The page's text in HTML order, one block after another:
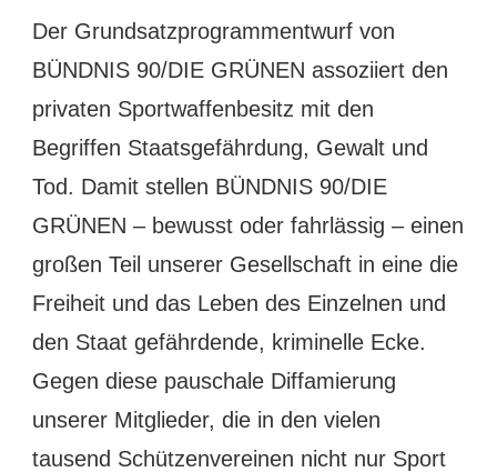
Der Grundsatzprogrammentwurf von
BÜNDNIS 90/DIE GRÜNEN assoziiert den
privaten Sportwaffenbesitz mit den
Begriffen Staatsgefährdung, Gewalt und
Tod. Damit stellen BÜNDNIS 90/DIE
GRÜNEN – bewusst oder fahrlässig – einen
großen Teil unserer Gesellschaft in eine die
Freiheit und das Leben des Einzelnen und
den Staat gefährdende, kriminelle Ecke.
Gegen diese pauschale Diffamierung
unserer Mitglieder, die in den vielen
tausend Schützenvereinen nicht nur Sport